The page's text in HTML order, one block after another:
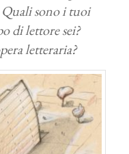
sono i tuoi
di lettore sei?
letteraria?